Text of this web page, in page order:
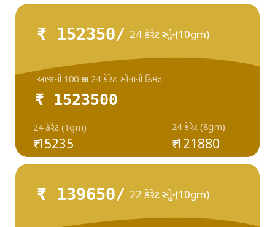
₹ 152350/ 24 કેરેટ સોનું (10gm)
₹ 1523500
₹ 15235
24 કેરેટ (1gm) 24 કેરેટ (8gm)
આજની 100 ગ્રામ 24 કેરેટ સોનાની કિંમત
₹ 121880
₹ 139650/ 22 કેરેટ સોનું (10gm)